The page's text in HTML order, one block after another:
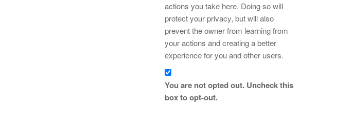
actions you take here. Doing so will
protect your privacy, but will also
prevent the owner from learning from
your actions and creating a better
experience for you and other users.
You are not opted out. Uncheck this
box to opt-out.